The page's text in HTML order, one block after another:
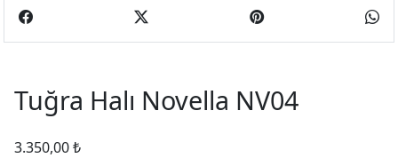
Tuğra Halı Novella NV04
3.350,00₺